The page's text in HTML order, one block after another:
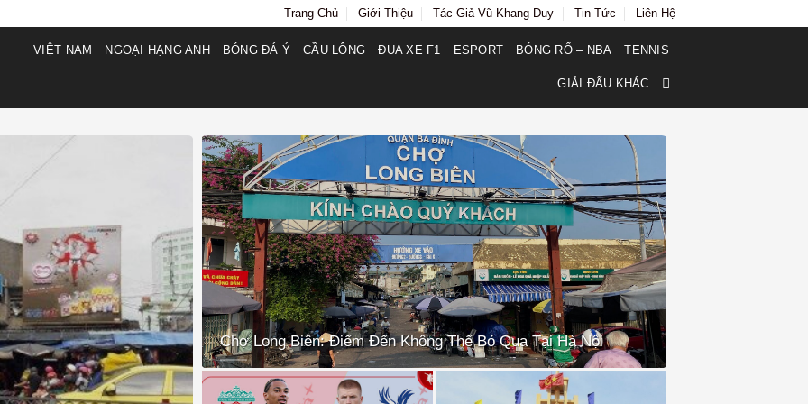
Trang Chủ Giới Thiệu Tác Giả Vũ Khang Duy Tin Tức Liên Hệ
VIỆT NAM NGOẠI HẠNG ANH BÓNG ĐÁ Ý CẦU LÔNG ĐUA XE F1 ESPORT BÓNG RỔ – NBA TENNIS
GIẢI ĐẤU KHÁC
Chợ Long Biên: Điểm Đến Không Thể Bỏ Qua Tại Hà Nội